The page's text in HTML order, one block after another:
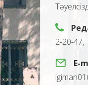
2-20-47,
E-